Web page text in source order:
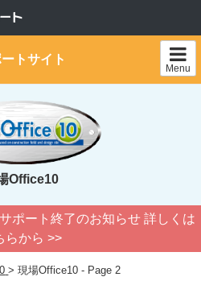
トサイト
Menu
Office10
ポート終了のお知らせ 詳しくは
らから >>
>現場Office10 - Page 2